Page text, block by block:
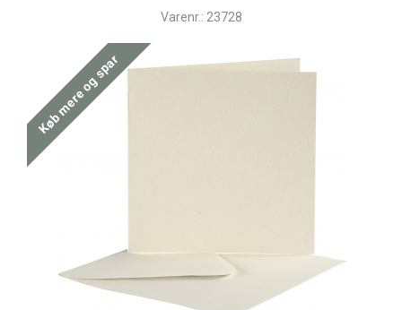
Varenr.: 23728
Køb mere og spar